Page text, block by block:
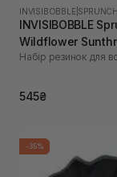
INVISIBOBBLE
INVISIBOBBLE
Wildflower
Набір резинок для
545₴
-35%